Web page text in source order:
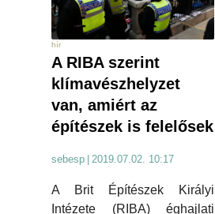
hír
A RIBA szerint
klímavészhelyzet
van, amiért az
építészek is felelősek
sebesp 2019.07.02. 10:17
A Brit Építészek Királyi
Intézete (RIBA) éghajlati